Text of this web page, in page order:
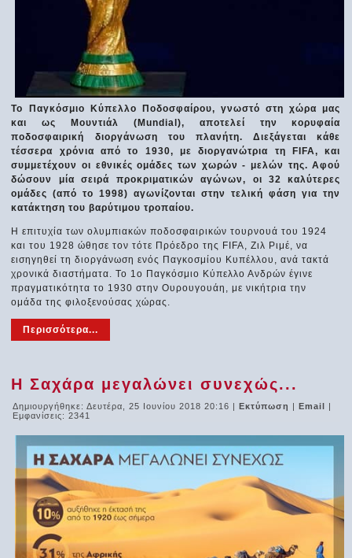
Το Παγκόσμιο Κύπελλο Ποδοσφαίρου, γνωστό στη χώρα μας
και ως Μουντιάλ (Mundial), αποτελεί την κορυφαία
ποδοσφαιρική διοργάνωση του πλανήτη. Διεξάγεται κάθε
τέσσερα χρόνια από το 1930, με διοργανώτρια τη FIFA, και
συμμετέχουν οι εθνικές ομάδες των χωρών - μελών της. Αφού
δώσουν μία σειρά προκριματικών αγώνων, οι 32 καλύτερες
ομάδες (από το 1998) αγωνίζονται στην τελική φάση για την
κατάκτηση του βαρύτιμου τροπαίου.
Η επιτυχία των ολυμπιακών ποδοσφαιρικών τουρνουά του 1924
και του 1928 ώθησε τον τότε Πρόεδρο της FIFA, Ζιλ Ριμέ, να
εισηγηθεί τη διοργάνωση ενός Παγκοσμίου Κυπέλλου, ανά τακτά
χρονικά διαστήματα. Το 1ο Παγκόσμιο Κύπελλο Ανδρών έγινε
πραγματικότητα το 1930 στην Ουρουγουάη, με νικήτρια την
ομάδα της φιλοξενούσας χώρας.
Περισσότερα...
Η Σαχάρα μεγαλώνει συνεχώς...
Δημιουργήθηκε: Δευτέρα, 25 Ιουνίου 2018 20:16 |Εκτύπωση |Email |
Εμφανίσεις: 2341